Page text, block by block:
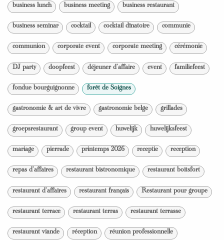
business lunch business meeting business restaurant
business seminar cocktail cocktail dînatoire communie
communion corporate event corporate meeting cérémonie
DJ party doopfeest déjeuner d'affaire event familiefeest
fondue bourguignonne forêt de Soignes
gastronomie & art de vivre gastronomie belge grillades
groepsrestaurant group event huwelijk huwelijksfeest
mariage pierrade printemps 2026 receptie reception
repas d'affaires restaurant bistronomique restaurant boitsfort
restaurant d'affaires restaurant français Restaurant pour groupe
restaurant terrace restaurant terras restaurant terrasse
restaurant viande réception réunion professionnelle